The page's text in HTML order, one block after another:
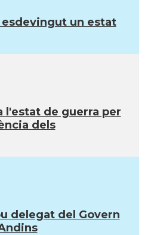
esdevingut un estat
l'estat de guerra per
dels
delegat del Govern